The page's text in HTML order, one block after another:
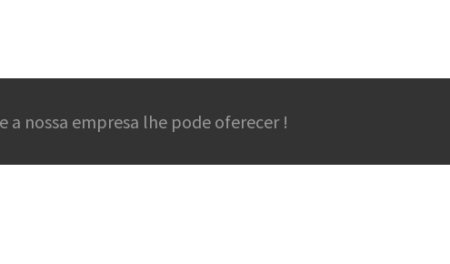
a nossa empresa lhe pode oferecer !